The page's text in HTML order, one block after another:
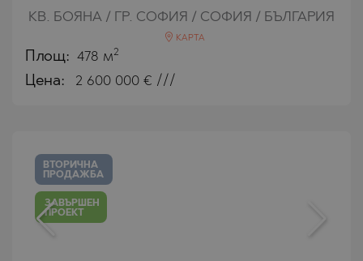
КВ. БОЯНА / ГР. СОФИЯ / СОФИЯ / БЪЛГАРИЯ
КАРТА
Площ: 478 м2
Цена: 2 600 000 € ///
ВТОРИЧНА
ПРОДАЖБА
ЗАВЪРШЕН
ПРОЕКТ